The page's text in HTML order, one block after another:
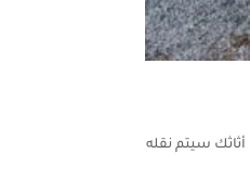
سيتم نقله